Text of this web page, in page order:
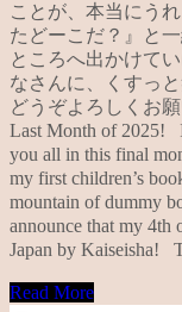
ことが、本当にう
たどーこだ？』と
ところへ出かけて
なさんに、くすっ
どうぞよろしくお
Last Month of 2025! I
you all in this final
my first children’s
mountain of dummy
announce that my 4th
Japan by Kaiseisha!
Read More